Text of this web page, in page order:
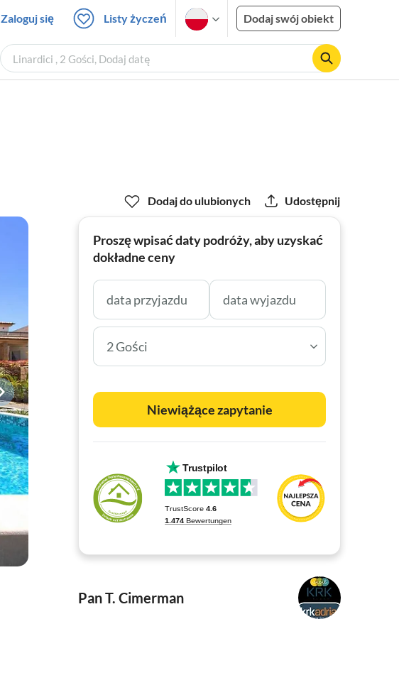
Zaloguj się Listy życzeń Dodaj swój obiekt
Linardici , 2 Gości, Dodaj datę
Dodaj do ulubionych Udostępnij
Proszę wpisać daty podróży, aby uzyskać
dokładne ceny
2 Gości
Niewiążące zapytanie
Pan T. Cimerman